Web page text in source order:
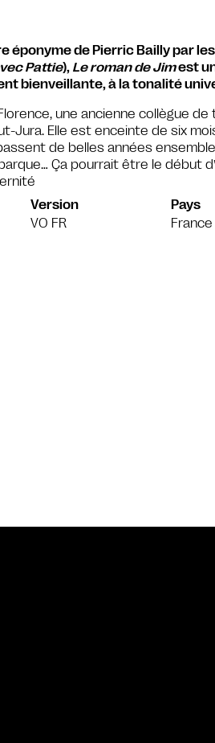
éponyme de Pierric Bailly par
Pattie), Le roman de Jimest
bienveillante, à la tonalité
une ancienne collègue de
Jura. Elle est enceinte de six
de belles années
Ça pourrait être le début
Version
VO FR
Pays
France